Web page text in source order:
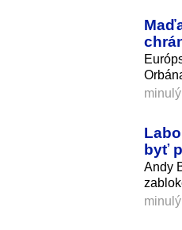
byť
Andy